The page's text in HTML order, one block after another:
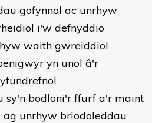
gofynnol ac unrhyw
i'w defnyddio
waith gwreiddiol
yn unol â'r
sy'n bodloni'r ffurf a'r maint
ag unrhyw briodoleddau